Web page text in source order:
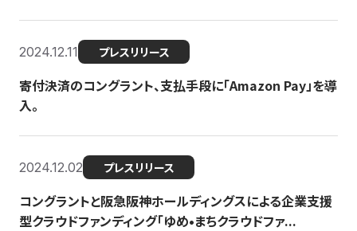
2024.12.11 プレスリリース
寄付決済のコングラント、支払手段に「Amazon Pay」を導
入。
2024.12.02 プレスリリース
コングラントと阪急阪神ホールディングスによる企業支援
型クラウドファンディング「ゆめ•まちクラウドファ...